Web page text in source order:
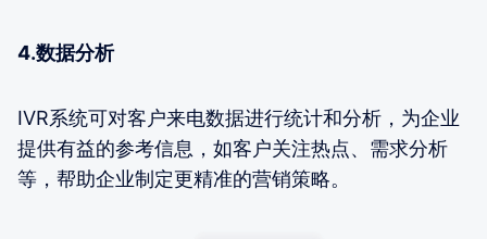
4.数据分析
IVR系统可对客户来电数据进行统计和分析，为企业
提供有益的参考信息，如客户关注热点、需求分析
等，帮助企业制定更精准的营销策略。